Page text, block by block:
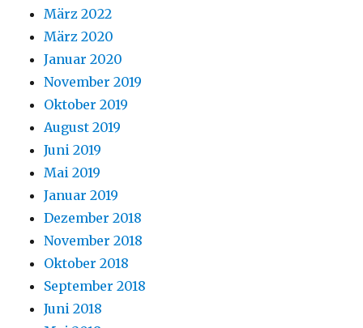
März 2022
März 2020
Januar 2020
November 2019
Oktober 2019
August 2019
Juni 2019
Mai 2019
Januar 2019
Dezember 2018
November 2018
Oktober 2018
September 2018
Juni 2018